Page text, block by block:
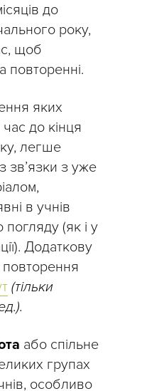
до
року,
щоб
повторенні.
яких
до кінця
легше
зв’язки з уже
в учнів
(як і у
Додаткову
(тільки
або спільне
групах
особливо